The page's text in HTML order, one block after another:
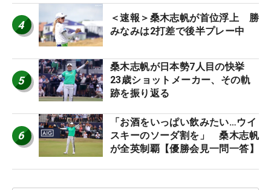
4
＜速報＞桑木志帆が首位浮上 勝
みなみは2打差で後半プレー中
5
桑木志帆が日本勢7人目の快挙
23歳ショットメーカー、その軌
跡を振り返る
6
「お酒をいっぱい飲みたい…ウイ
スキーのソーダ割を」 桑木志帆
が全英制覇【優勝会見一問一答】